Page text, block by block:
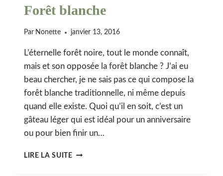
Forêt blanche
Par Nonette janvier 13, 2016
L’éternelle forêt noire, tout le monde connaît,
mais et son opposée la forêt blanche ? J’ai eu
beau chercher, je ne sais pas ce qui compose la
forêt blanche traditionnelle, ni même depuis
quand elle existe. Quoi qu’il en soit, c’est un
gâteau léger qui est idéal pour un anniversaire
ou pour bien finir un…
LIRE LA SUITEFORÊT